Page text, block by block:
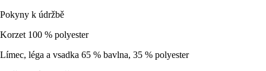
Pokyny k údržbě
Korzet 100 % polyester
Límec, léga a vsadka 65 % bavlna, 35 % polyester